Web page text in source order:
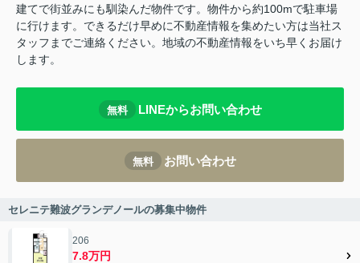
建てで街並みにも馴染んだ物件です。物件から約100mで駐車場
に行けます。できるだけ早めに不動産情報を集めたい方は当社ス
タッフまでご連絡ください。地域の不動産情報をいち早くお届け
します。
無料 LINEからお問い合わせ
無料 お問い合わせ
セレニテ難波グランデノールの募集中物件
206
7.8万円